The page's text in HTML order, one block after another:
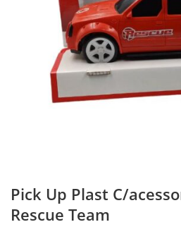
Pick Up Plast C/
Rescue Team